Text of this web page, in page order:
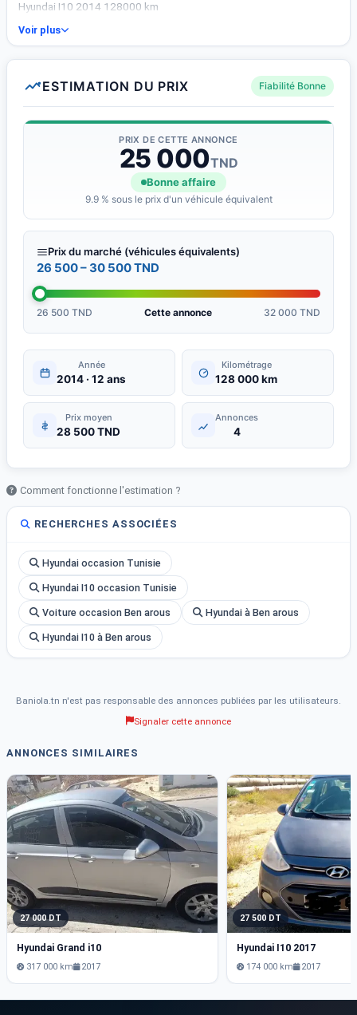
Hyundai I10 2014 128000 km
Voir plus
ESTIMATION DU PRIX Fiabilité Bonne
PRIX DE CETTE ANNONCE
25 000TND
Bonne affaire
9.9 % sous le prix d'un véhicule équivalent
Prix du marché (véhicules équivalents)
26 500 – 30 500 TND
26 500 TND Cette annonce 32 000 TND
Année
2014 · 12 ans
Kilométrage
128 000 km
Prix moyen
28 500 TND
Annonces
4
Comment fonctionne l'estimation ?
RECHERCHES ASSOCIÉES
Hyundai occasion Tunisie
Hyundai I10 occasion Tunisie
Voiture occasion Ben arous Hyundai à Ben arous
Hyundai I10 à Ben arous
Baniola.tn n'est pas responsable des annonces publiées par les utilisateurs.
Signaler cette annonce
ANNONCES SIMILAIRES
27 000 DT
Hyundai Grand i10
317 000 km 2017
27 500 DT
Hyundai I10 2017
174 000 km 2017